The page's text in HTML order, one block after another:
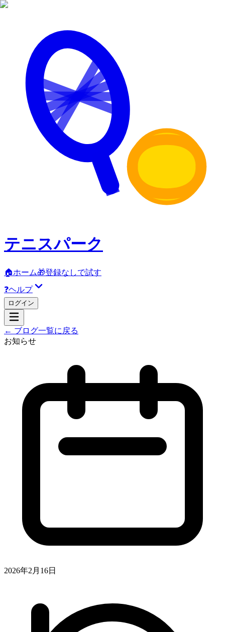
テニスパーク
🏠ホーム🎁登録なしで試す
❓ヘルプ
ログイン
← ブログ一覧に戻る
お知らせ
2026年2月16日